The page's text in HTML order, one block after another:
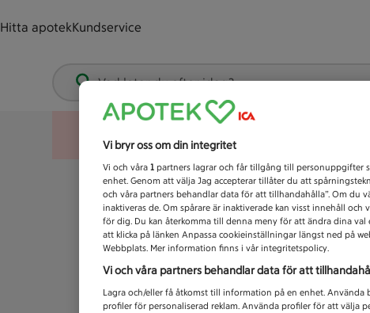
Hitta apotekKundservice
Vad letar du efter idag?
Vi bryr oss om din integritet
Vi och våra 1 partners lagrar och får tillgång till personuppgifter
enhet. Genom att välja Jag accepterar tillåter du att
och våra partners behandlar data för att tillhandahålla”. Om du
inaktiveras de. Om spårare är inaktiverade kan visst innehåll och
för dig. Du kan återkomma till denna meny för att ändra dina
att klicka på länken Anpassa cookieinställningar längst ned på
Webbplats. Mer information finns i vår integritetspolicy.
Vi och våra partners behandlar data för att
Lagra och/eller få åtkomst till information på en enhet. Använda
profiler för personaliserad reklam. Använda profiler för att välja